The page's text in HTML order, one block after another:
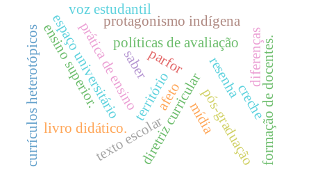
resenha
território
diretriz curricular
prática de ensino
texto escolar
políticas de avaliação
espaço universitário
pós-graduação
protagonismo indígena
saber
mídia
livro didático.
parfor
voz estudantil
crecheformação de docentes.
e
n
s
i
n
o
s
u
p
e
r
i
o
r
.
currículos heterotópicos diferenças
afeto